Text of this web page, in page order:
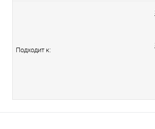
Подходит к: